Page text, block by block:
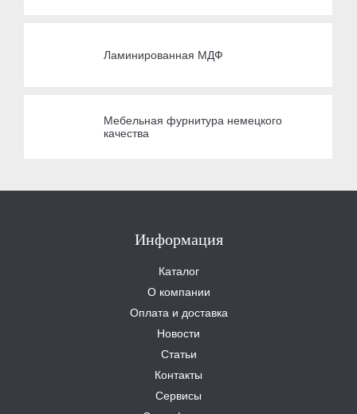
Ламинированная МДФ
Мебельная фурнитура немецкого
качества
Информация
Каталог
О компании
Оплата и доставка
Новости
Статьи
Контакты
Сервисы